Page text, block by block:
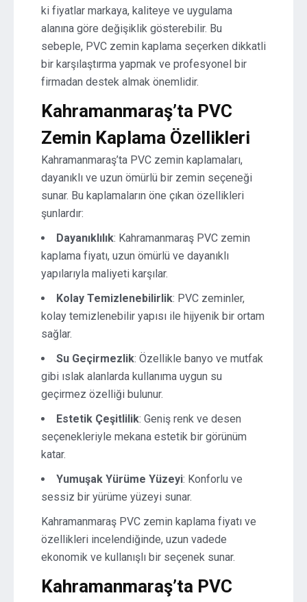
ki fiyatlar markaya, kaliteye ve uygulama
alanına göre değişiklik gösterebilir. Bu
sebeple, PVC zemin kaplama seçerken dikkatli
bir karşılaştırma yapmak ve profesyonel bir
firmadan destek almak önemlidir.
Kahramanmaraş’ta PVC
Zemin Kaplama Özellikleri
Kahramanmaraş’ta PVC zemin kaplamaları,
dayanıklı ve uzun ömürlü bir zemin seçeneği
sunar. Bu kaplamaların öne çıkan özellikleri
şunlardır:
Dayanıklılık: Kahramanmaraş PVC zemin
kaplama fiyatı, uzun ömürlü ve dayanıklı
yapılarıyla maliyeti karşılar.
Kolay Temizlenebilirlik: PVC zeminler,
kolay temizlenebilir yapısı ile hijyenik bir ortam
sağlar.
Su Geçirmezlik: Özellikle banyo ve mutfak
gibi ıslak alanlarda kullanıma uygun su
geçirmez özelliği bulunur.
Estetik Çeşitlilik: Geniş renk ve desen
seçenekleriyle mekana estetik bir görünüm
katar.
Yumuşak Yürüme Yüzeyi: Konforlu ve
sessiz bir yürüme yüzeyi sunar.
Kahramanmaraş PVC zemin kaplama fiyatı ve
özellikleri incelendiğinde, uzun vadede
ekonomik ve kullanışlı bir seçenek sunar.
Kahramanmaraş’ta PVC